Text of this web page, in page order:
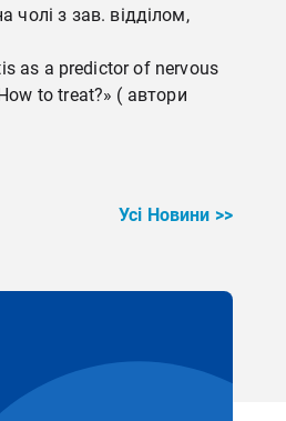
чолі з зав. відділом,
as a predictor of nervous
to treat?» ( автори
Усі Новини >>